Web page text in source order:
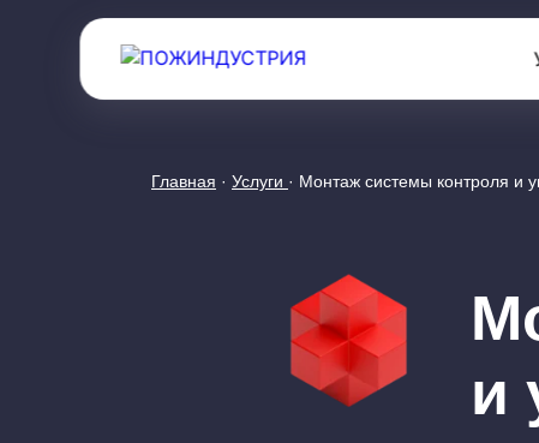
и
Главная · Услуги · Монтаж системы контроля и